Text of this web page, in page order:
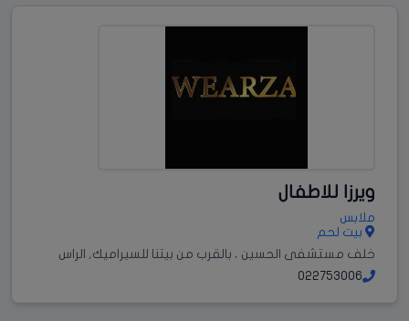
ويرزا للاطفال
ملابس
بيت لحم
خلف مستشفى الحسين ، بالقرب من بيتنا للسيراميك, الراس
022753006